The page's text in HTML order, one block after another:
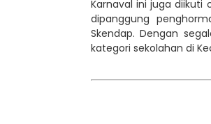
Karnaval ini juga diikuti
dipanggung
Skendap. Dengan
kategori sekolahan di